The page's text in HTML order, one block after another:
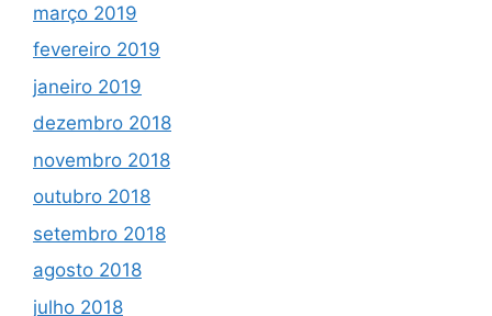
março 2019
fevereiro 2019
janeiro 2019
dezembro 2018
novembro 2018
outubro 2018
setembro 2018
agosto 2018
julho 2018